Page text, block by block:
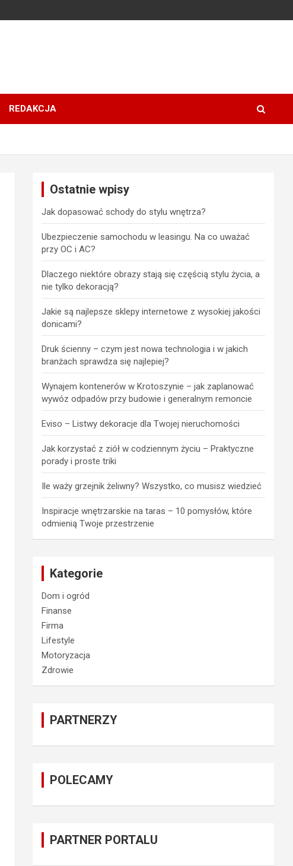
REDAKCJA
Ostatnie wpisy
Jak dopasować schody do stylu wnętrza?
Ubezpieczenie samochodu w leasingu. Na co uważać
przy OC i AC?
Dlaczego niektóre obrazy stają się częścią stylu życia, a
nie tylko dekoracją?
Jakie są najlepsze sklepy internetowe z wysokiej jakości
donicami?
Druk ścienny – czym jest nowa technologia i w jakich
branżach sprawdza się najlepiej?
Wynajem kontenerów w Krotoszynie – jak zaplanować
wywóz odpadów przy budowie i generalnym remoncie
Eviso – Listwy dekoracje dla Twojej nieruchomości
Jak korzystać z ziół w codziennym życiu – Praktyczne
porady i proste triki
Ile waży grzejnik żeliwny? Wszystko, co musisz wiedzieć
Inspiracje wnętrzarskie na taras – 10 pomysłów, które
odmienią Twoje przestrzenie
Kategorie
Dom i ogród
Finanse
Firma
Lifestyle
Motoryzacja
Zdrowie
PARTNERZY
POLECAMY
PARTNER PORTALU